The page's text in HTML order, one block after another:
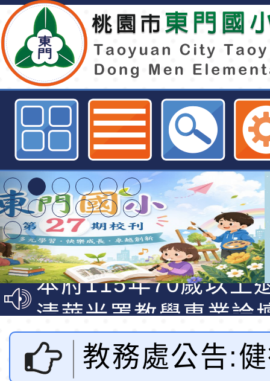
健行學校財團法人健行科技大學推
「碩士18學分班」相關資訊-桃園
資訊網
轉知臺中市政府政風
光城市手牽手，綠能
走」動畫影片
本府115年70歲以上
員健康講座「吃得安
心」，請退休同仁踴
清華光罩教學專業論
動時代中的好老師：
教師韌性
轉環境部「淨零綠領
程」
轉農業部桃園區農業
教務處公告: